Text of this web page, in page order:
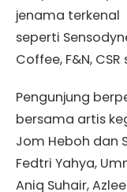
jenama terkenal
seperti
Coffee, F&N,
Pengunjung
bersama artis
Jom Heboh dan
Fedtri Yahya,
Aniq Suhair,